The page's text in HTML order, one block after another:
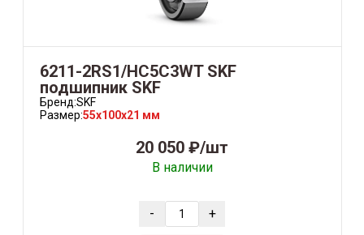
6211-2RS1/HC5C3WT SKF
подшипник SKF
Бренд:SKF
Размер:55x100x21 мм
20 050 ₽/шт
В наличии
- +